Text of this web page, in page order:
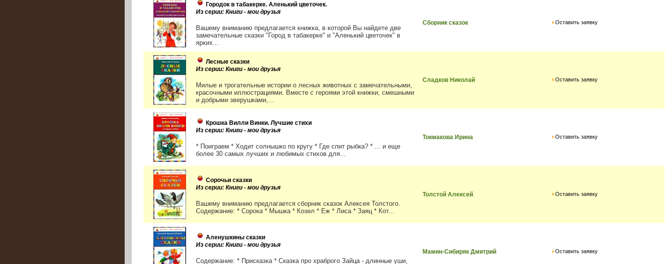
Городок в табакерке. Аленький цветочек.
Из серии: Книги - мои друзья
Вашему вниманию предлагается книжка, в которой Вы найдете две
замечательные сказки "Город в табакерке" и "Аленький цветочек" в
ярких...
Сборник сказок Оставить заявку
Лесные сказки
Из серии: Книги - мои друзья
Милые и трогательные истории о лесных животных с замечательными,
красочными иллюстрациями. Вместе с героями этой книжки, смешными
и добрыми зверушками,...
Сладков Николай Оставить заявку
Крошка Вилли Винки. Лучшие стихи
Из серии: Книги - мои друзья
* Поиграем * Ходит солнышко по кругу * Где спит рыбка? * ... и еще
более 30 самых лучших и любимых стихов для...
Токмакова Ирина Оставить заявку
Сорочьи сказки
Из серии: Книги - мои друзья
Вашему вниманию предлагается сборник сказок Алексея Толстого.
Содержание: * Сорока * Мышка * Козел * Еж * Лиса * Заяц * Кот...
Толстой Алексей Оставить заявку
Аленушкины сказки
Из серии: Книги - мои друзья
Содержание: * Присказка * Сказка про храброго Зайца - длинные уши,
Мамин-Сибиряк Дмитрий Оставить заявку